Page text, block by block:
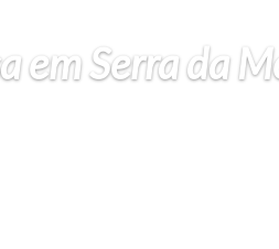
em Serra da